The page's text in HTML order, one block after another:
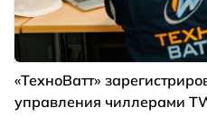
«ТехноВатт»
управления чиллерами